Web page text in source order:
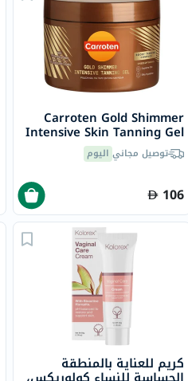
Carroten Gold Shimmer
Intensive Skin Tanning Gel
150mlتوصيل مجاني اليوم
106
كريم للعناية بالمنطقة